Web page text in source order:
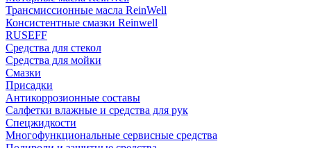
Трансмиссионные масла ReinWell
Консистентные смазки Reinwell
RUSEFF
Средства для стекол
Средства для мойки
Смазки
Присадки
Антикоррозионные составы
Салфетки влажные и средства для рук
Спецжидкости
Многофункциональные сервисные средства